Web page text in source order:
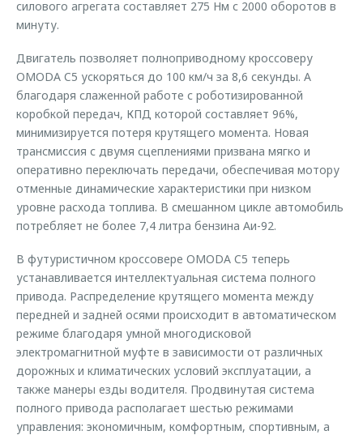
силового агрегата составляет 275 Нм с 2000 оборотов в
минуту.
Двигатель позволяет полноприводному кроссоверу
OMODA C5 ускоряться до 100 км/ч за 8,6 секунды. А
благодаря слаженной работе с роботизированной
коробкой передач, КПД которой составляет 96%,
минимизируется потеря крутящего момента. Новая
трансмиссия с двумя сцеплениями призвана мягко и
оперативно переключать передачи, обеспечивая мотору
отменные динамические характеристики при низком
уровне расхода топлива. В смешанном цикле автомобиль
потребляет не более 7,4 литра бензина Аи-92.
В футуристичном кроссовере OMODA C5 теперь
устанавливается интеллектуальная система полного
привода. Распределение крутящего момента между
передней и задней осями происходит в автоматическом
режиме благодаря умной многодисковой
электромагнитной муфте в зависимости от различных
дорожных и климатических условий эксплуатации, а
также манеры езды водителя. Продвинутая система
полного привода располагает шестью режимами
управления: экономичным, комфортным, спортивным, а